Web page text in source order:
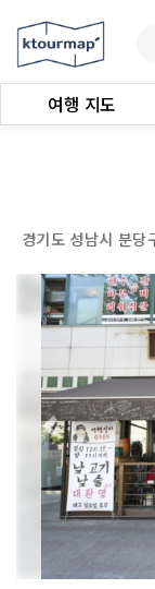
여행 지도
경기도 성남시 분